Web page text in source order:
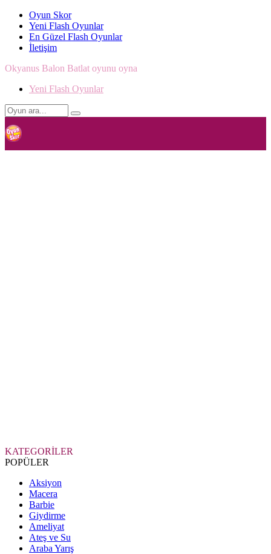
Oyun Skor
Yeni Flash Oyunlar
En Güzel Flash Oyunlar
İletişim
Okyanus Balon Batlat oyunu oyna
Yeni Flash Oyunlar
KATEGORİLER
POPÜLER
Aksiyon
Macera
Barbie
Giydirme
Ameliyat
Ateş ve Su
Araba Yarış